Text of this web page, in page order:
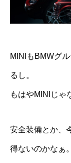
MINIもBMWグ
るし。
もはやMINIじゃ
安全装備とか、
得ないのかなぁ。